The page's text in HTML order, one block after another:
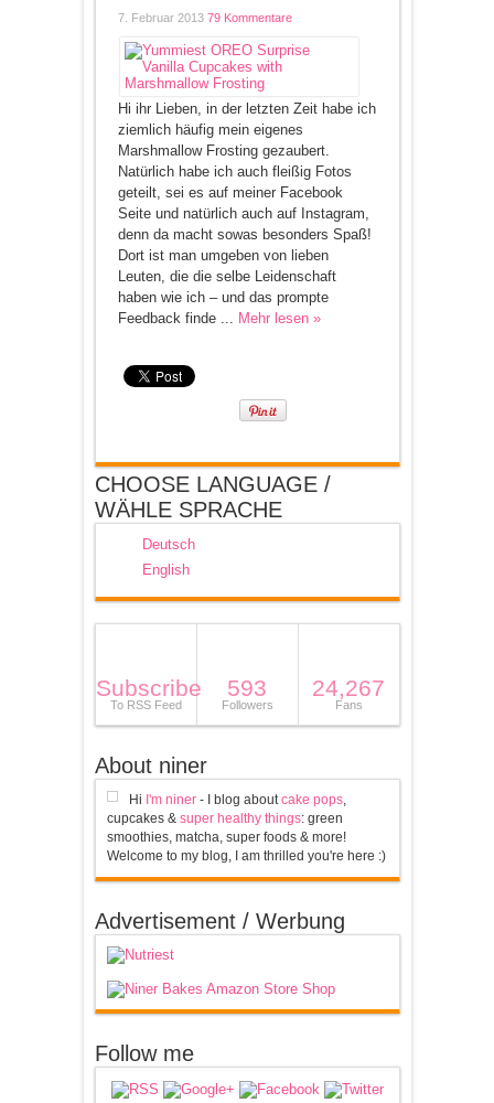
7. Februar 2013 79 Kommentare
Hi ihr Lieben, in der letzten Zeit habe ich
ziemlich häufig mein eigenes
Marshmallow Frosting gezaubert.
Natürlich habe ich auch fleißig Fotos
geteilt, sei es auf meiner Facebook
Seite und natürlich auch auf Instagram,
denn da macht sowas besonders Spaß!
Dort ist man umgeben von lieben
Leuten, die die selbe Leidenschaft
haben wie ich – und das prompte
Feedback finde ... Mehr lesen »
CHOOSE LANGUAGE /
WÄHLE SPRACHE
Deutsch
English
Subscribe
To RSS Feed
593
Followers
24,267
Fans
About niner
Hi I'm niner- I blog aboutcake pops,
cupcakes & super healthy things: green
smoothies, matcha, super foods & more!
Welcome to my blog, I am thrilled you're here :)
Advertisement / Werbung
Follow me